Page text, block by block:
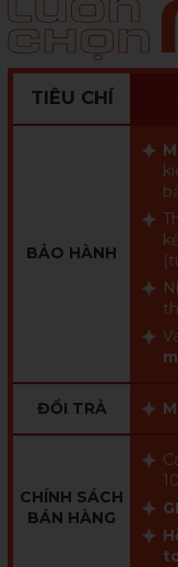
TIÊU CHÍ
BẢO HÀNH
ĐỔI TRẢ
CHÍNH SÁCH
BÁN HÀNG